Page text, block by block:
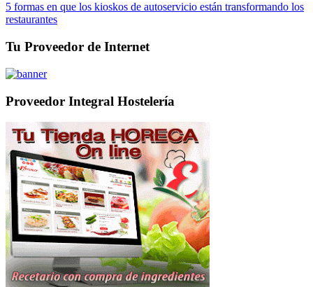
5 formas en que los kioskos de autoservicio están transformando los
restaurantes
Tu Proveedor de Internet
Proveedor Integral Hostelería